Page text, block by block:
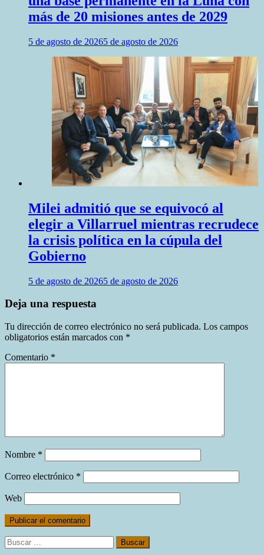
más de 20 misiones antes de 2029
5 de agosto de 20265 de agosto de 2026
Milei admitió que se equivocó al
elegir a Villarruel mientras recrudece
la crisis política en la cúpula del
Gobierno
5 de agosto de 20265 de agosto de 2026
Deja una respuesta
Tu dirección de correo electrónico no será publicada. Los campos
obligatorios están marcados con *
Comentario *
Nombre *
Correo electrónico *
Web
Buscar: